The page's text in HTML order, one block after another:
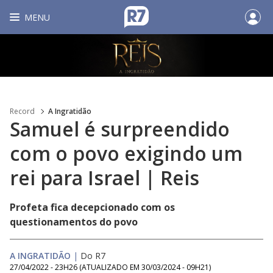
MENU
Record A Ingratidão
Samuel é surpreendido
com o povo exigindo um
rei para Israel | Reis
Profeta fica decepcionado com os
questionamentos do povo
A INGRATIDÃO | Do R7
27/04/2022 - 23H26 (ATUALIZADO EM 30/03/2024 - 09H21)